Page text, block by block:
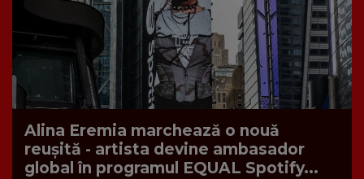
Alina Eremia marchează o nouă
reușită - artista devine ambasador
global în programul EQUAL Spotify...